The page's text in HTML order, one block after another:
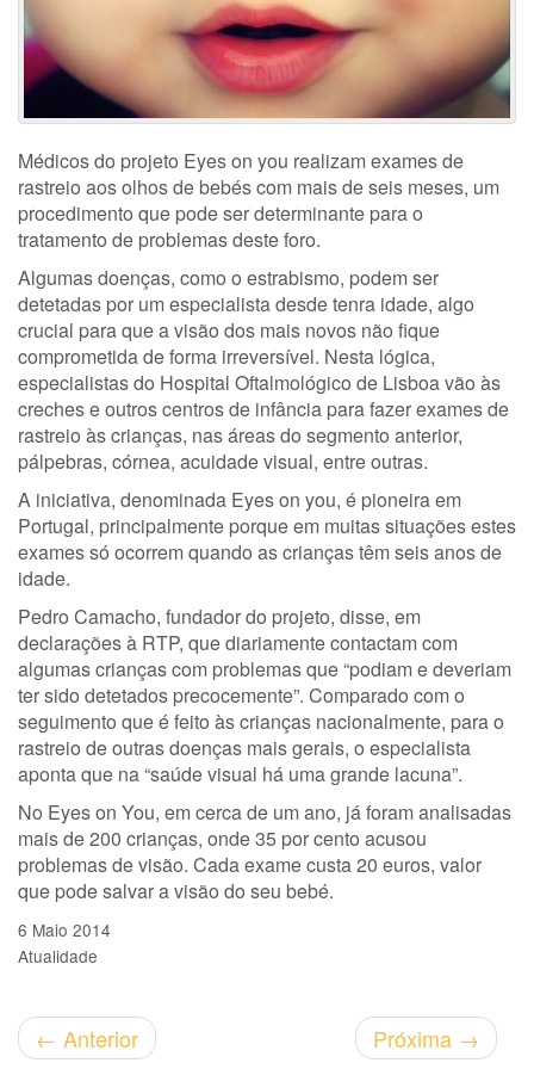
Médicos do projeto Eyes on you realizam exames de
rastreio aos olhos de bebés com mais de seis meses, um
procedimento que pode ser determinante para o
tratamento de problemas deste foro.
Algumas doenças, como o estrabismo, podem ser
detetadas por um especialista desde tenra idade, algo
crucial para que a visão dos mais novos não fique
comprometida de forma irreversível. Nesta lógica,
especialistas do Hospital Oftalmológico de Lisboa vão às
creches e outros centros de infância para fazer exames de
rastreio às crianças, nas áreas do segmento anterior,
pálpebras, córnea, acuidade visual, entre outras.
A iniciativa, denominada Eyes on you, é pioneira em
Portugal, principalmente porque em muitas situações estes
exames só ocorrem quando as crianças têm seis anos de
idade.
Pedro Camacho, fundador do projeto, disse, em
declarações à RTP, que diariamente contactam com
algumas crianças com problemas que “podiam e deveriam
ter sido detetados precocemente”. Comparado com o
seguimento que é feito às crianças nacionalmente, para o
rastreio de outras doenças mais gerais, o especialista
aponta que na “saúde visual há uma grande lacuna”.
No Eyes on You, em cerca de um ano, já foram analisadas
mais de 200 crianças, onde 35 por cento acusou
problemas de visão. Cada exame custa 20 euros, valor
que pode salvar a visão do seu bebé.
6 Maio 2014
Atualidade
← Anterior Próxima →